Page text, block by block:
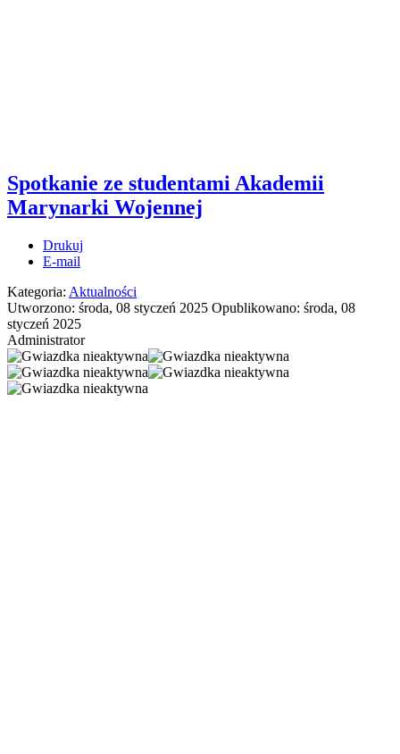
Spotkanie ze studentami Akademii
Marynarki Wojennej
Drukuj
E-mail
Kategoria: Aktualności
Utworzono: środa, 08 styczeń 2025 Opublikowano: środa, 08
styczeń 2025
Administrator